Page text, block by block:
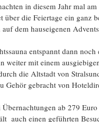
in diesem Jahr mal
über die Feiertage ein ganz
dem hauseigenen
entspannt dann
weiter mit einem
die Altstadt von
Gehör gebracht von
ab 279
auch einen geführten